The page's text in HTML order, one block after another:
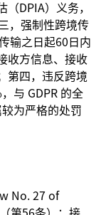
DPIA）义务，
，强制性跨境传
输之日起60日内
收方信息、接收
第四，违反跨境
与 GDPR 的全
为严格的处罚
No. 27 of